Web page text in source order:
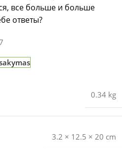
все больше и больше
ответы?
0.34 kg
3.2 × 12.5 × 20 cm